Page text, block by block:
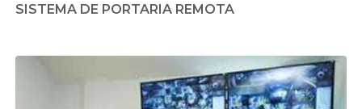
SISTEMA DE PORTARIA REMOTA